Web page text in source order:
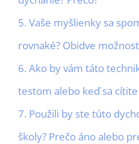
5. Vaše myšlienky sa
rovnaké? Obidve
6. Ako by vám táto
testom alebo keď sa
7. Použili by ste túto
školy? Prečo áno alebo